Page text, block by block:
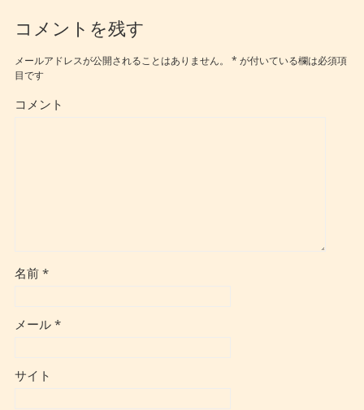
コメントを残す
メールアドレスが公開されることはありません。 * が付いている欄は必須項
目です
コメント
名前 *
メール *
サイト